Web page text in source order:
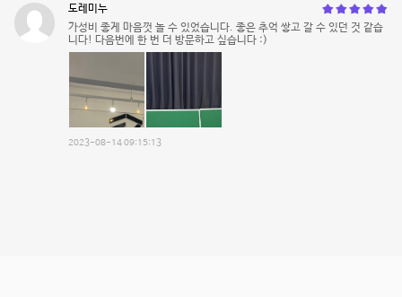
도레미누
가성비 좋게 마음껏 놀 수 있었습니다. 좋은 추억 쌓고 갈 수 있던 것 같습
니다! 다음번에 한 번 더 방문하고 싶습니다 :)
2023-08-14 09:15:13